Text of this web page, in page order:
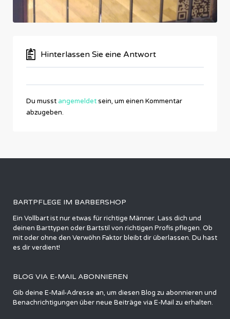
Hinterlassen Sie eine Antwort
Du musst angemeldetsein, um einen Kommentar
abzugeben.
BARTPFLEGE IM BARBERSHOP
Ein Vollbart ist nur etwas für richtige Männer. Lass dich und
deinen Barttypen oder Bartstil von richtigen Profis pflegen. Ob
mit oder ohne den Verwöhn Faktor bleibt dir überlassen. Du hast
es dir verdient!
BLOG VIA E-MAIL ABONNIEREN
Gib deine E-Mail-Adresse an, um diesen Blog zu abonnieren und
Benachrichtigungen über neue Beiträge via E-Mail zu erhalten.